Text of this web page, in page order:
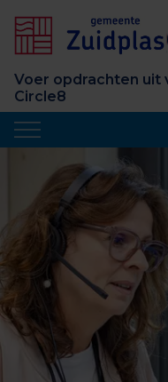
Voer opdrachten uit
Circle8